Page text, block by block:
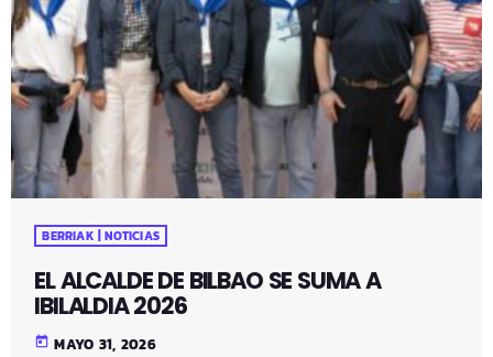
BERRIAK | NOTICIAS
EL ALCALDE DE BILBAO SE SUMA A
IBILALDIA 2026
today MAYO 31, 2026